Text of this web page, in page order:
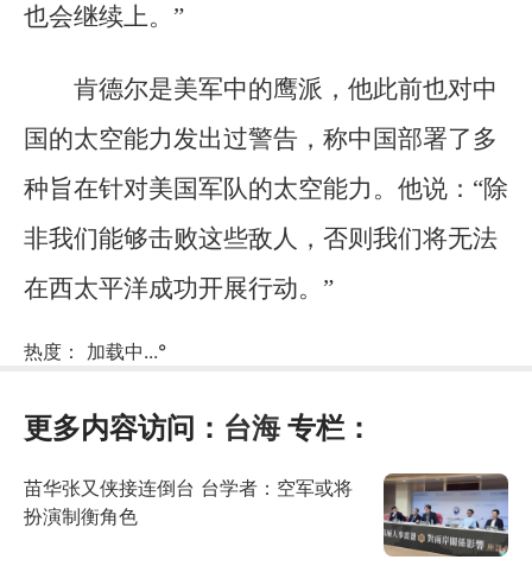
也会继续上。”
肯德尔是美军中的鹰派，他此前也对中
国的太空能力发出过警告，称中国部署了多
种旨在针对美国军队的太空能力。他说：“除
非我们能够击败这些敌人，否则我们将无法
在西太平洋成功开展行动。”
热度： 加载中...°
更多内容访问： 台海专栏：
苗华张又侠接连倒台 台学者：空军或将
扮演制衡角色